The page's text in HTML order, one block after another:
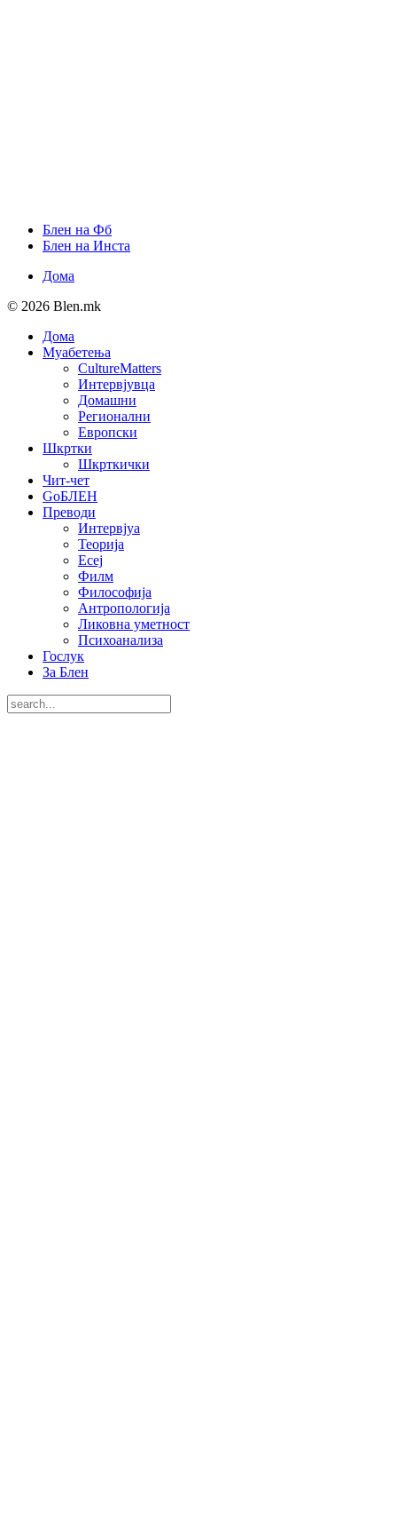
Блен на Фб
Блен на Инста
Дома
© 2026 Blen.mk
Дома
Муабетења
CultureMatters
Интервјувца
Домашни
Регионални
Европски
Шкртки
Шкрткички
Чит-чет
GoБЛЕН
Преводи
Интервјуа
Теорија
Есеј
Филм
Философија
Антропологија
Ликовна уметност
Психоанализа
Гослук
За Блен